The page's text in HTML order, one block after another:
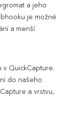
a jeho
je možné
a menší
v QuickCapture.
do našeho
a vrstvu,